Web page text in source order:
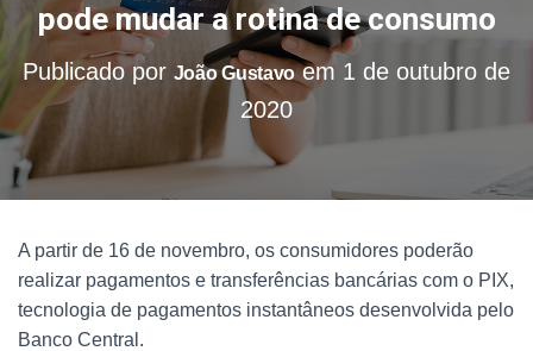
N
pode mudar a rotina de consumo
Publicado por João Gustavoem 1 de outubro de
2020
A partir de 16 de novembro, os consumidores poderão
realizar pagamentos e transferências bancárias com o PIX,
tecnologia de pagamentos instantâneos desenvolvida pelo
Banco Central.